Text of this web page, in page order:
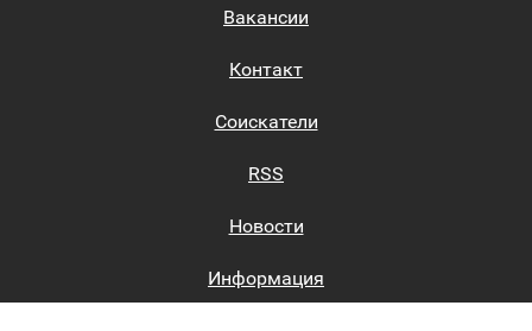
Вакансии
Контакт
Соискатели
RSS
Новости
Информация